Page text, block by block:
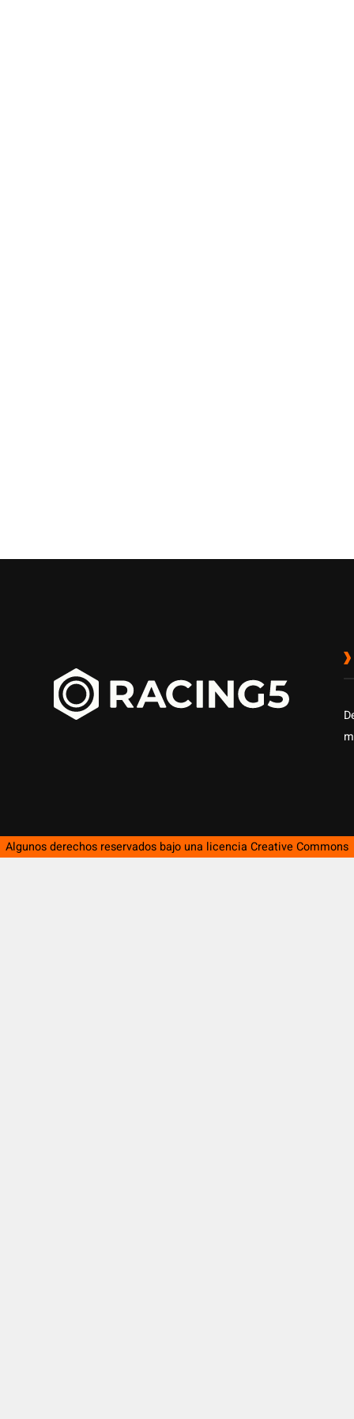
Algunos derechos reservados bajo una licencia Creative Commons